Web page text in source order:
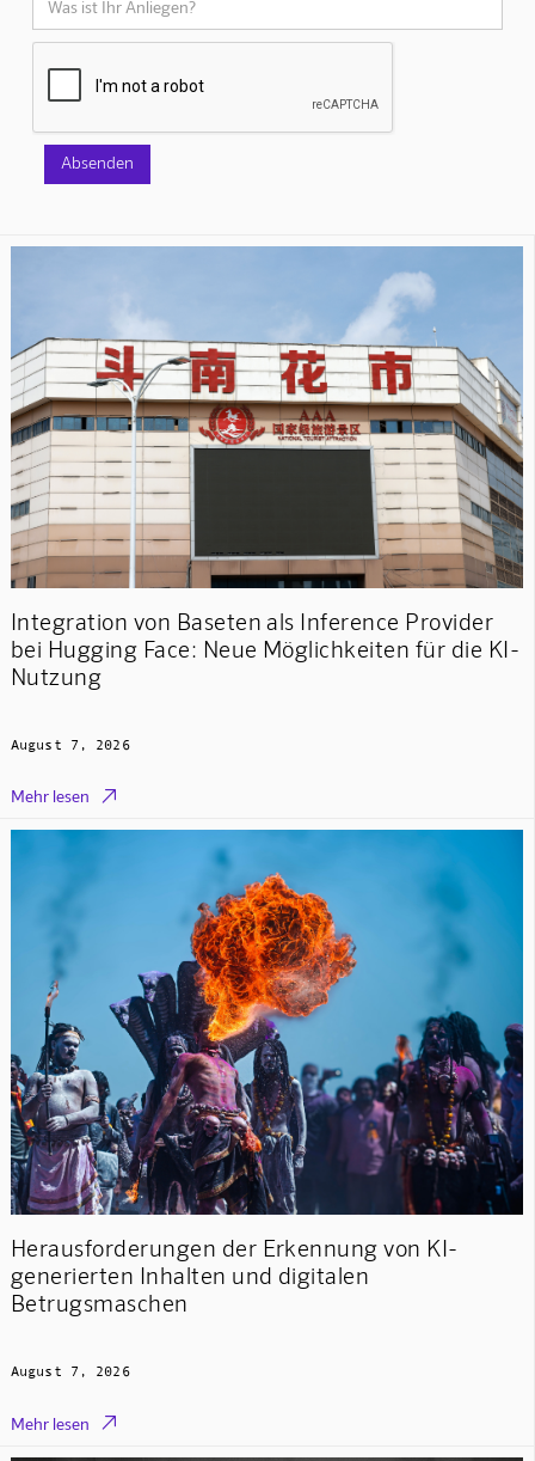
Integration von Baseten als Inference Provider
bei Hugging Face: Neue Möglichkeiten für die KI-
Nutzung
August 7, 2026
Mehr lesen 
Herausforderungen der Erkennung von KI-
generierten Inhalten und digitalen
Betrugsmaschen
August 7, 2026
Mehr lesen 